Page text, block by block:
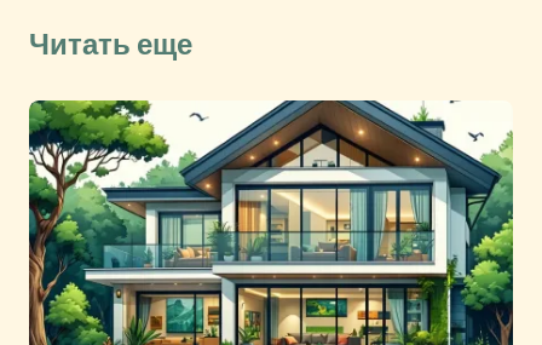
Читать еще